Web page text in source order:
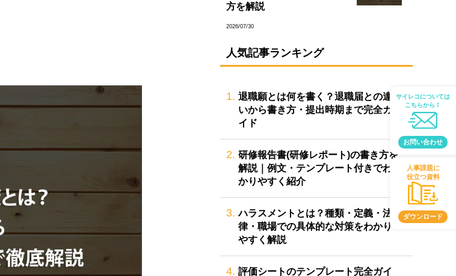
サイレコについては
こちらから！
お問い合わせ
人事課題に
役立つ資料
ダウンロード
方を解説
2026/07/30
人気記事ランキング
1. 退職願とは何を書く？退職届との違
いから書き方・提出時期まで完全ガ
イド
2. 研修報告書(研修レポート)の書き方を
解説｜例文・テンプレート付きでわ
かりやすく紹介
3. ハラスメントとは？種類・定義・法
律・職場での具体的な対策をわかり
やすく解説
4. 評価シートのテンプレート完全ガイ